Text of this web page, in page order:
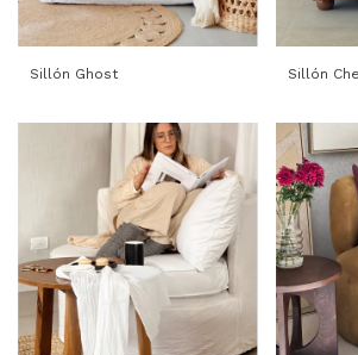
Sillón Ghost Sillón